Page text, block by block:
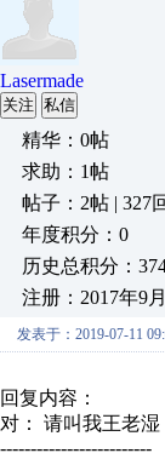
Lasermade
关注 私信
精华：0帖
求助：1帖
帖子：2帖 | 327
年度积分：0
历史总积分：
注册：2017年9
发表于：2019-07-11
回复内容：
对： 请叫我王老湿
-------------------------